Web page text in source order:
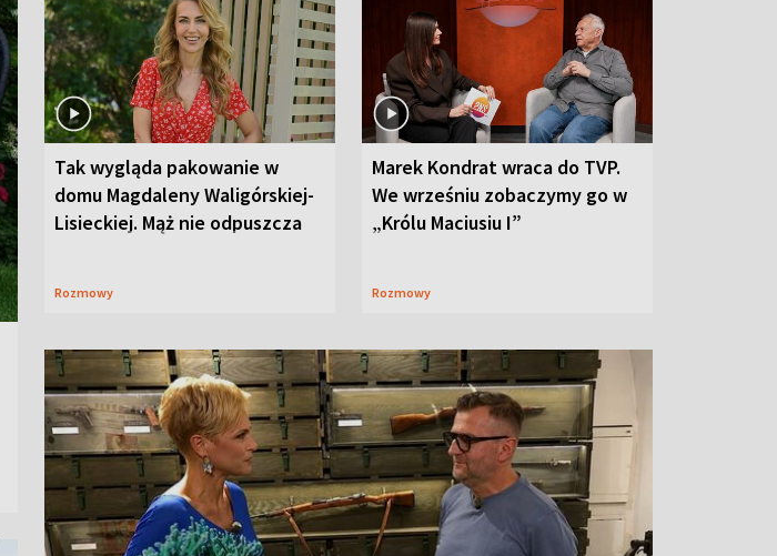
Tak wygląda pakowanie w
domu Magdaleny Waligórskiej-
Lisieckiej. Mąż nie odpuszcza
Rozmowy
Marek Kondrat wraca do TVP.
We wrześniu zobaczymy go w
„Królu Maciusiu I”
Rozmowy